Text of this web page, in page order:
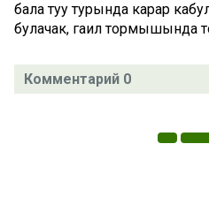
бала туу турында карар
булачак, гаилә тормышында
Комментарий 0